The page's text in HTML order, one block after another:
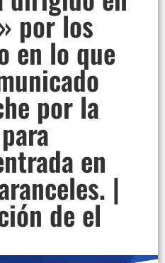
por los
en lo que
por la
en
|
de el